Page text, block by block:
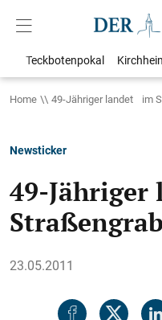
Teckbotenpokal
Home 49-Jähriger landet im
Newsticker
49-
23.05.2011